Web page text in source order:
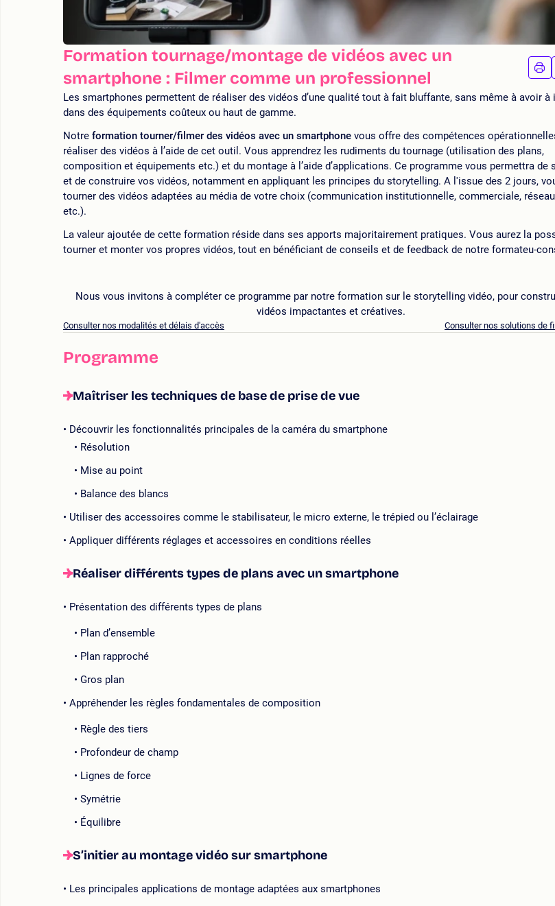
Formation tournage/montage de vidéos avec un
smartphone : Filmer comme un professionnel
Les smartphones permettent de réaliser des vidéos d’une qualité tout à fait bluffante, sans même à avoir à
dans des équipements coûteux ou haut de gamme.
Notre formation tourner/filmer des vidéos avec un smartphone vous offre des compétences
réaliser des vidéos à l’aide de cet outil. Vous apprendrez les rudiments du tournage (utilisation des plans,
composition et équipements etc.) et du montage à l’aide d’applications. Ce programme vous permettra de
et de construire vos vidéos, notamment en appliquant les principes du storytelling. A l'issue des 2 jours,
tourner des vidéos adaptées au média de votre choix (communication institutionnelle, commerciale,
etc.).
La valeur ajoutée de cette formation réside dans ses apports majoritairement pratiques. Vous aurez la
tourner et monter vos propres vidéos, tout en bénéficiant de conseils et de feedback de notre formateu-
Nous vous invitons à compléter ce programme par notre formation sur le storytelling vidéo, pour
vidéos impactantes et créatives.
Consulter nos modalités et délais d'accès Consulter nos solutions de
Programme
Maîtriser les techniques de base de prise de vue
Découvrir les fonctionnalités principales de la caméra du smartphone
Résolution
Mise au point
Balance des blancs
Utiliser des accessoires comme le stabilisateur, le micro externe, le trépied ou l’éclairage
Appliquer différents réglages et accessoires en conditions réelles
Réaliser différents types de plans avec un smartphone
Présentation des différents types de plans
Plan d’ensemble
Plan rapproché
Gros plan
Appréhender les règles fondamentales de composition
Règle des tiers
Profondeur de champ
Lignes de force
Symétrie
Équilibre
S’initier au montage vidéo sur smartphone
Les principales applications de montage adaptées aux smartphones